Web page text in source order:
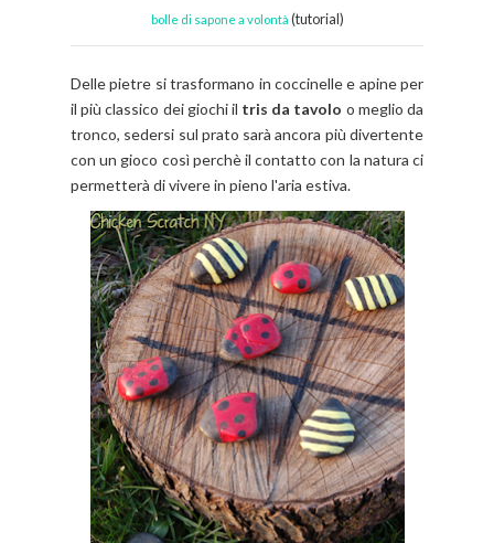
bolle di sapone a volontà (tutorial)
Delle pietre si trasformano in coccinelle e apine per
il più classico dei giochi il tris da tavolo o meglio da
tronco, sedersi sul prato sarà ancora più divertente
con un gioco così perchè il contatto con la natura ci
permetterà di vivere in pieno l'aria estiva.